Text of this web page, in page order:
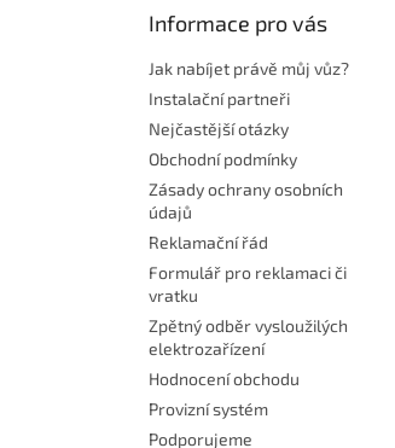
Informace pro vás
Jak nabíjet právě můj vůz?
Instalační partneři
Nejčastější otázky
Obchodní podmínky
Zásady ochrany osobních
údajů
Reklamační řád
Formulář pro reklamaci či
vratku
Zpětný odběr vysloužilých
elektrozařízení
Hodnocení obchodu
Provizní systém
Podporujeme